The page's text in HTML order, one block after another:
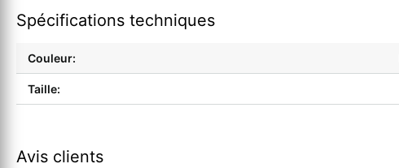
Spécifications techniques
Couleur:
Taille:
Avis clients